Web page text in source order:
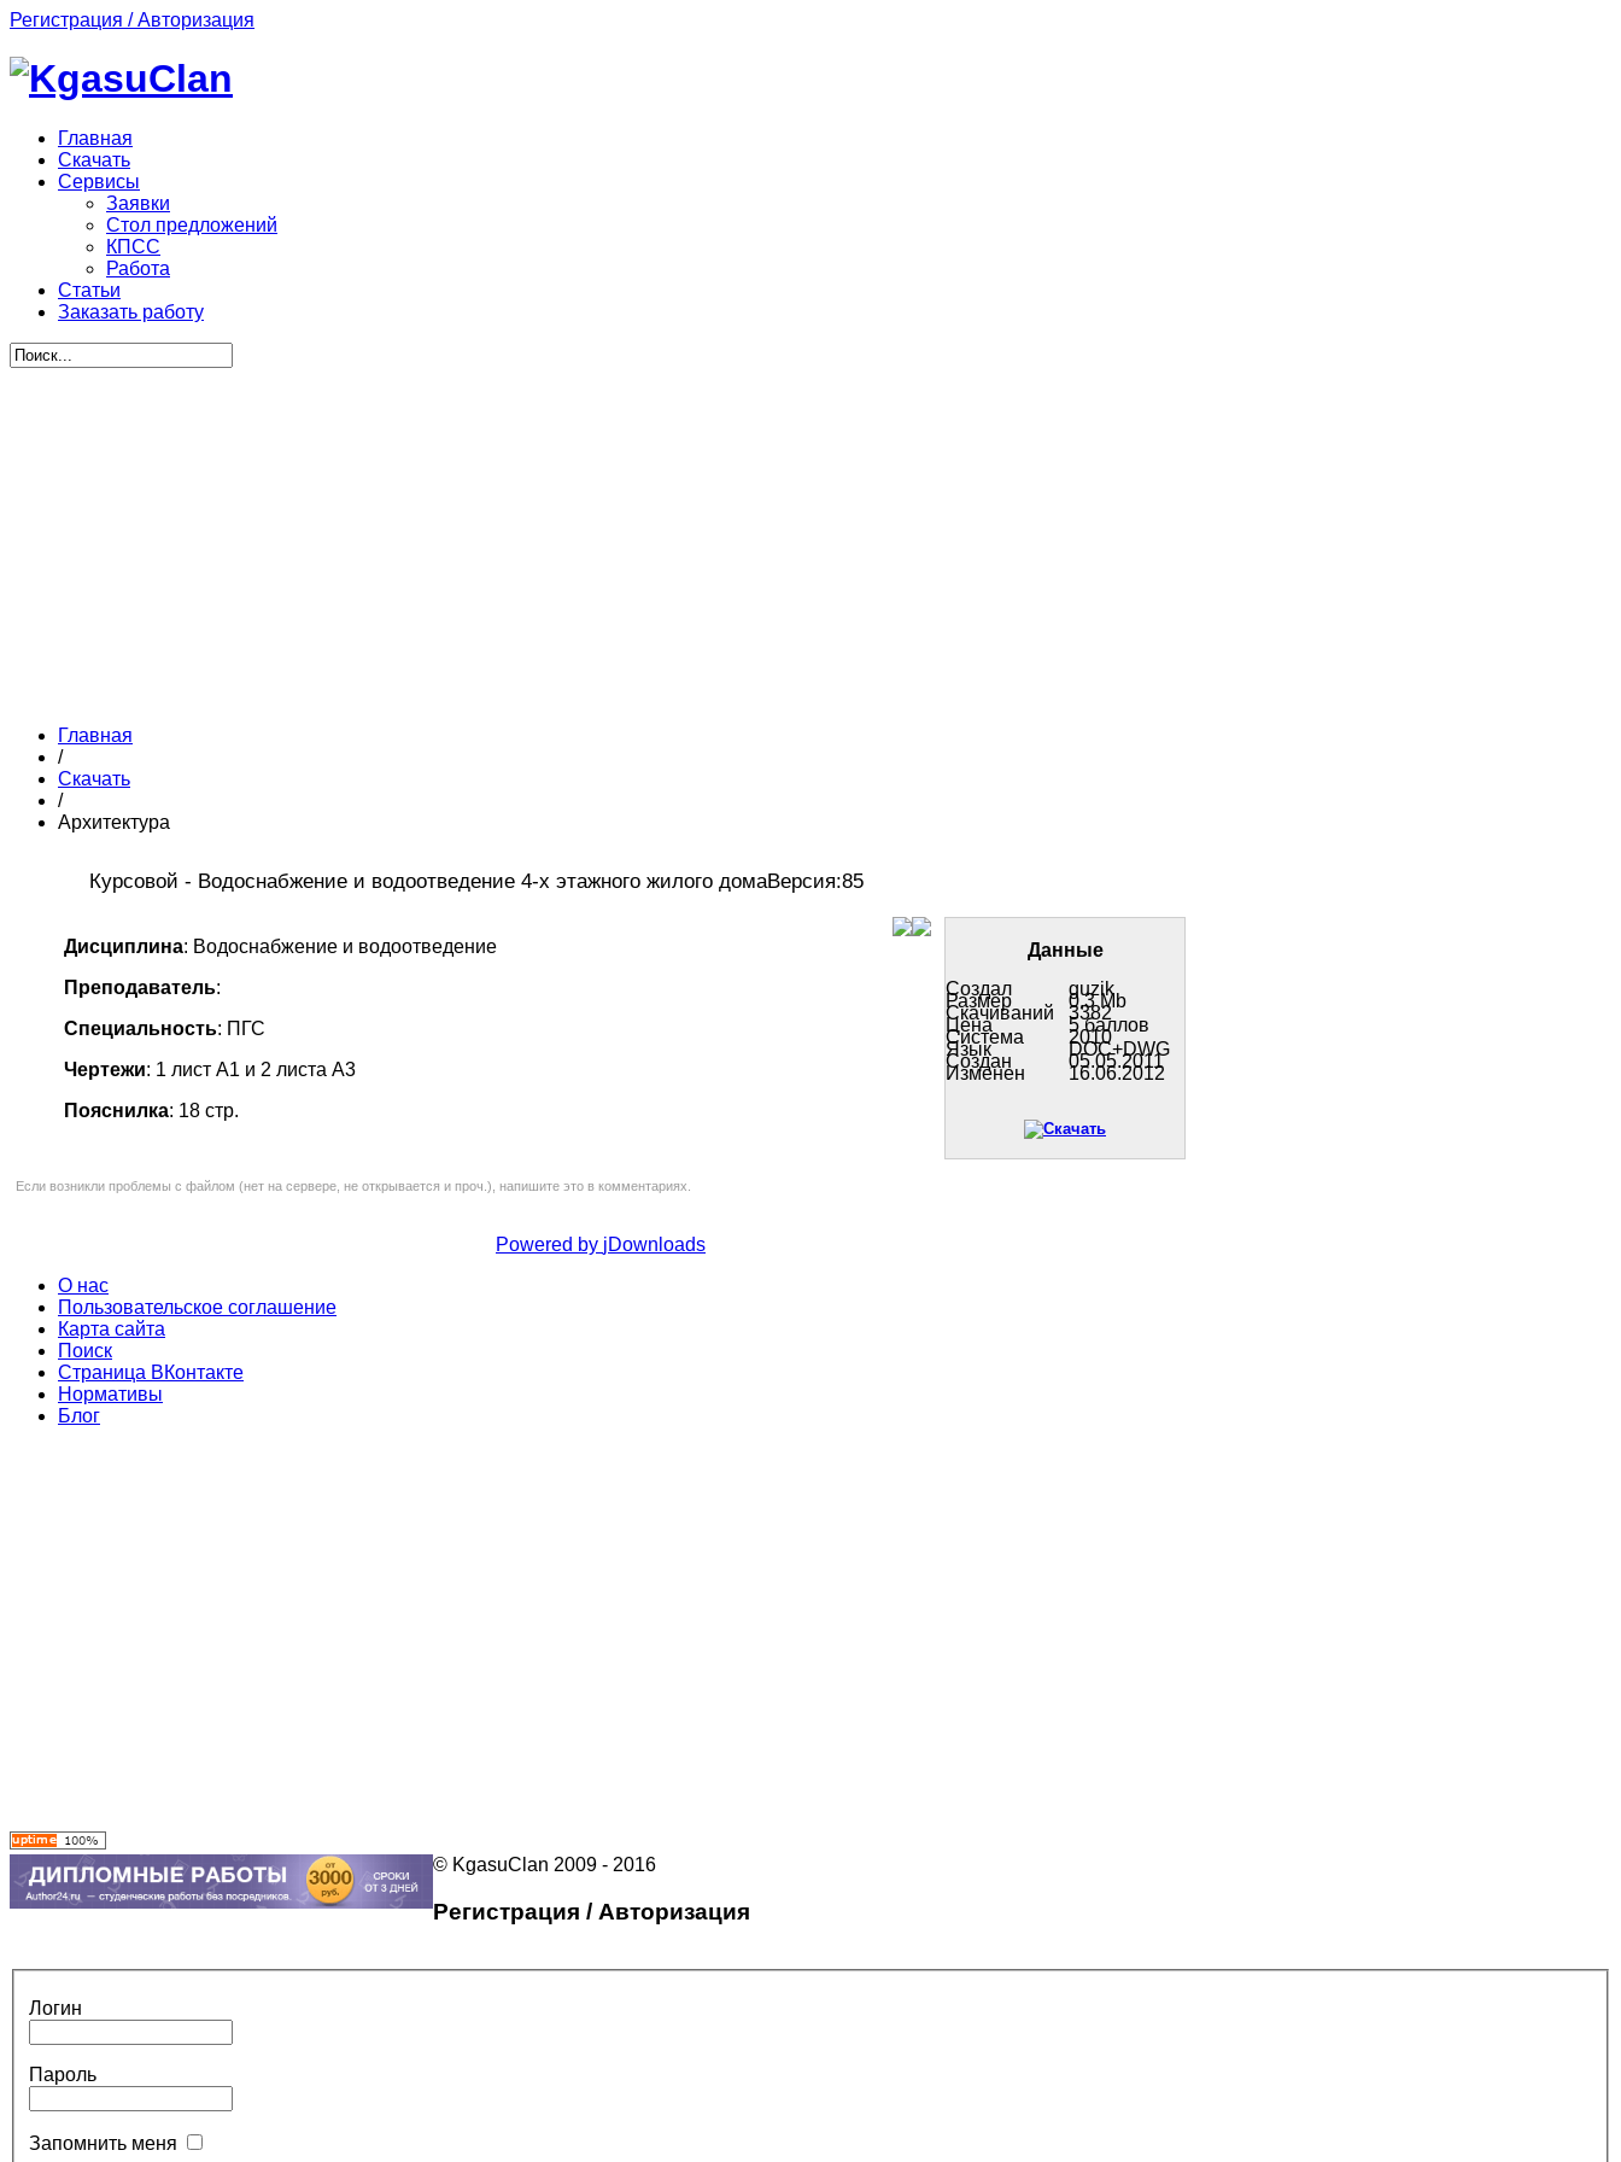
Регистрация / Авторизация
Главная
Скачать
Сервисы
Заявки
Стол предложений
КПСС
Работа
Статьи
Заказать работу
Главная
/
Скачать
/
Архитектура
Курсовой - Водоснабжение и водоотведение 4-х этажного жилого домаВерсия:85
Дисциплина: Водоснабжение и водоотведение
Преподаватель:
Специальность: ПГС
Чертежи: 1 лист А1 и 2 листа А3
Пояснилка: 18 стр.
Данные
Создал
guzik
Размер 0,3 Mb
Скачиваний 3382
Цена 5 баллов
Система 2010
Язык DOC+DWG
Создан 05.05.2011
Изменен 16.06.2012
Если возникли проблемы с файлом (нет на сервере, не открывается и проч.), напишите это в комментариях.
Powered by jDownloads
О нас
Пользовательское соглашение
Карта сайта
Поиск
Страница ВКонтакте
Нормативы
Блог
© KgasuClan 2009 - 2016
Регистрация / Авторизация
Логин
Пароль
Запомнить меня